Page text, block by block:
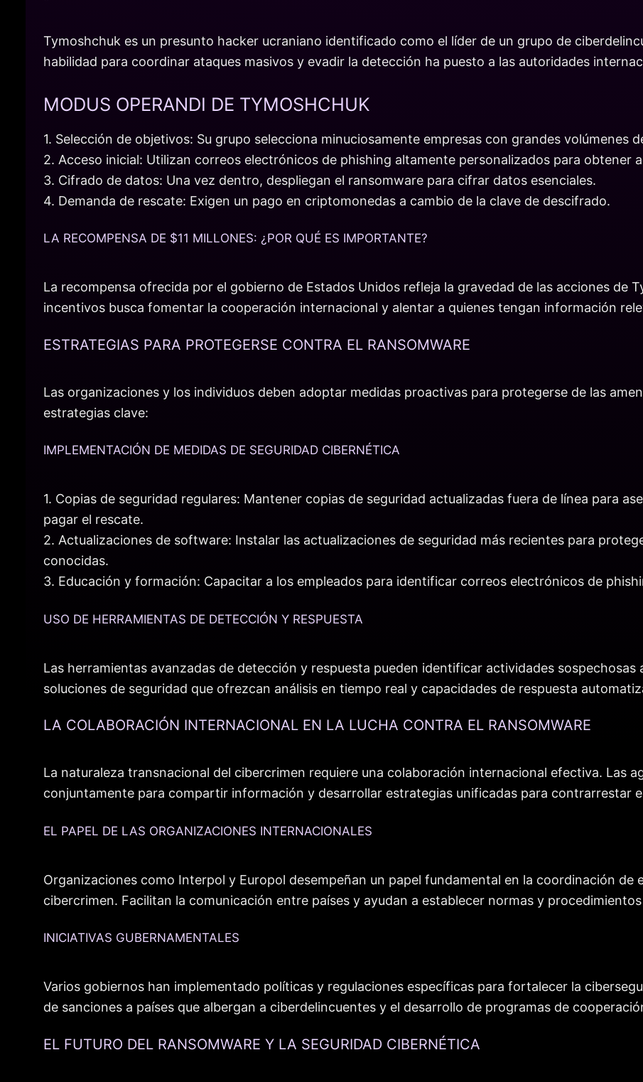
Tymoshchuk es un presunto hacker ucraniano identificado como el líder de un grupo de
habilidad para coordinar ataques masivos y evadir la detección ha puesto a las autoridades
MODUS OPERANDI DE TYMOSHCHUK
1. Selección de objetivos: Su grupo selecciona minuciosamente empresas con grandes volúmenes
2. Acceso inicial: Utilizan correos electrónicos de phishing altamente personalizados para obtener
3. Cifrado de datos: Una vez dentro, despliegan el ransomware para cifrar datos esenciales.
4. Demanda de rescate: Exigen un pago en criptomonedas a cambio de la clave de descifrado.
LA RECOMPENSA DE $11 MILLONES: ¿POR QUÉ ES IMPORTANTE?
La recompensa ofrecida por el gobierno de Estados Unidos refleja la gravedad de las acciones de
incentivos busca fomentar la cooperación internacional y alentar a quienes tengan información
ESTRATEGIAS PARA PROTEGERSE CONTRA EL RANSOMWARE
Las organizaciones y los individuos deben adoptar medidas proactivas para protegerse de las
estrategias clave:
IMPLEMENTACIÓN DE MEDIDAS DE SEGURIDAD CIBERNÉTICA
1. Copias de seguridad regulares: Mantener copias de seguridad actualizadas fuera de línea para
pagar el rescate.
2. Actualizaciones de software: Instalar las actualizaciones de seguridad más recientes para
conocidas.
3. Educación y formación: Capacitar a los empleados para identificar correos electrónicos de
USO DE HERRAMIENTAS DE DETECCIÓN Y RESPUESTA
Las herramientas avanzadas de detección y respuesta pueden identificar actividades
soluciones de seguridad que ofrezcan análisis en tiempo real y capacidades de respuesta
LA COLABORACIÓN INTERNACIONAL EN LA LUCHA CONTRA EL RANSOMWARE
La naturaleza transnacional del cibercrimen requiere una colaboración internacional efectiva. Las
conjuntamente para compartir información y desarrollar estrategias unificadas para contrarrestar
EL PAPEL DE LAS ORGANIZACIONES INTERNACIONALES
Organizaciones como Interpol y Europol desempeñan un papel fundamental en la coordinación de
cibercrimen. Facilitan la comunicación entre países y ayudan a establecer normas y
INICIATIVAS GUBERNAMENTALES
Varios gobiernos han implementado políticas y regulaciones específicas para fortalecer la
de sanciones a países que albergan a ciberdelincuentes y el desarrollo de programas de
EL FUTURO DEL RANSOMWARE Y LA SEGURIDAD CIBERNÉTICA